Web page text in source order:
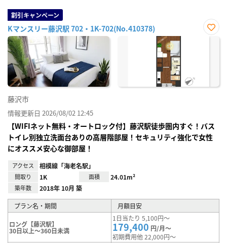
割引キャンペーン
Kマンスリー藤沢駅 702・1K-702(No.410378)
お気
藤沢市
情報更新日 2026/08/02 12:45
【WIFIネット無料・オートロック付】藤沢駅徒歩圏内すぐ！バス
トイレ別独立洗面台ありの高層階部屋！セキュリティ強化で女性
にオススメ安心な御部屋！
アクセス 相模線「海老名駅」
間取り 1K 面積 24.01m²
築年数 2018年 10月 築
プラン名・期間 月額目安
ロング【藤沢駅】
30日以上～360日未満
1日当たり 5,100円～
179,400 円/月～
初期費用他 22,000円～